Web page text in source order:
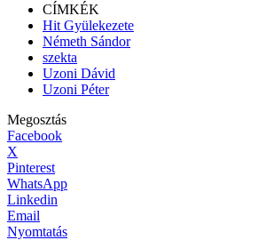
CÍMKÉK
Hit Gyülekezete
Németh Sándor
szekta
Uzoni Dávid
Uzoni Péter
Megosztás
Facebook
X
Pinterest
WhatsApp
Linkedin
Email
Nyomtatás